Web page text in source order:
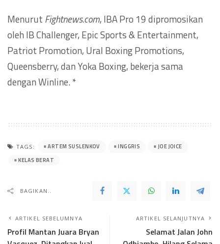
Menurut Fightnews.com, IBA Pro 19 dipromosikan
oleh IB Challenger, Epic Sports & Entertainment,
Patriot Promotion, Ural Boxing Promotions,
Queensberry, dan Yoka Boxing, bekerja sama
dengan Winline. *
TAGS: ARTEM SUSLENKOV INGGRIS
JOE JOICE
KELAS BERAT
BAGIKAN..
ARTIKEL SEBELUMNYA
Profil Mantan Juara Bryan
ARTIKEL SELANJUTNYA
Selamat Jalan John